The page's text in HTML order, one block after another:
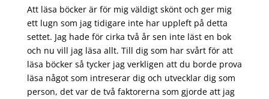
Att läsa böcker är för mig väldigt skönt och ger mig
ett lugn som jag tidigare inte har uppleft på detta
settet. Jag hade för cirka två år sen inte läst en bok
och nu vill jag läsa allt. Till dig som har svårt för att
läsa böcker så tycker jag verkligen att du borde prova
läsa något som intreserar dig och utvecklar dig som
person, det var de två faktorerna som gjorde att jag